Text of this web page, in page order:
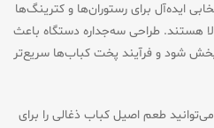
ایده‌آل برای رستوران‌ها و کترینگ‌ها
هستند. طراحی سه‌جداره دستگاه باعث
شود و فرآیند پخت کباب‌ها سریع‌تر
طعم اصیل کباب ذغالی را برای